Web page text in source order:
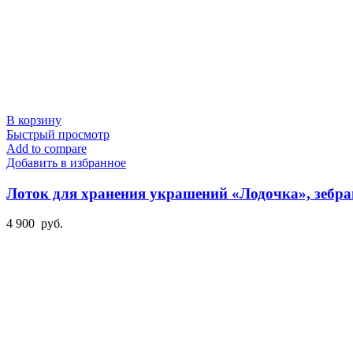
В корзину
Быстрый просмотр
Add to compare
Добавить в избранное
Лоток для хранения украшений «Лодочка»,
4 900 руб.